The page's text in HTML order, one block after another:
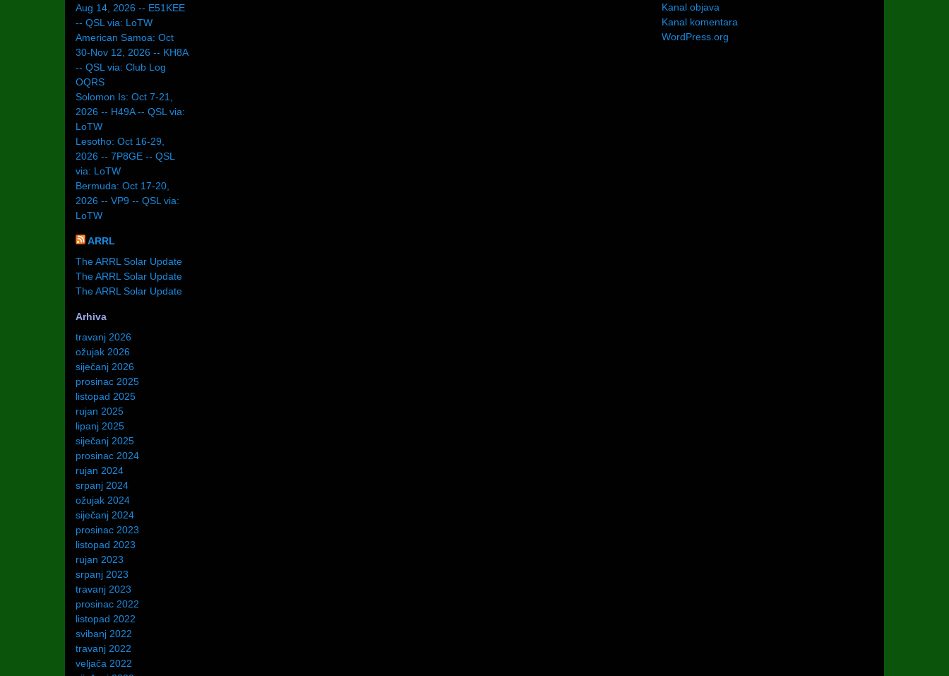
Aug 14, 2026 -- E51KEE
-- QSL via: LoTW
American Samoa: Oct
30-Nov 12, 2026 -- KH8A
-- QSL via: Club Log
OQRS
Solomon Is: Oct 7-21,
2026 -- H49A -- QSL via:
LoTW
Lesotho: Oct 16-29,
2026 -- 7P8GE -- QSL
via: LoTW
Bermuda: Oct 17-20,
2026 -- VP9 -- QSL via:
LoTW
ARRL
The ARRL Solar Update
The ARRL Solar Update
The ARRL Solar Update
Arhiva
travanj 2026
ožujak 2026
siječanj 2026
prosinac 2025
listopad 2025
rujan 2025
lipanj 2025
siječanj 2025
prosinac 2024
rujan 2024
srpanj 2024
ožujak 2024
siječanj 2024
prosinac 2023
listopad 2023
rujan 2023
srpanj 2023
travanj 2023
prosinac 2022
listopad 2022
svibanj 2022
travanj 2022
veljača 2022
Kanal objava
Kanal komentara
WordPress.org